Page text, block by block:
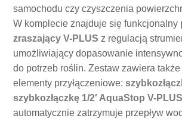
samochodu czy czyszczenia
W komplecie znajduje się funkcjonalny
zraszający V-PLUS z regulacją
umożliwiający dopasowanie
do potrzeb roślin. Zestaw zawiera
elementy przyłączeniowe:
szybkozłączkę 1/2′ AquaStop V-PLUS
automatycznie zatrzymuje przepływ